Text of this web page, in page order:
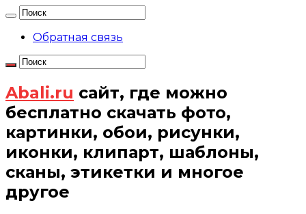
Обратная связь
Abali.ru сайт, где можно
бесплатно скачать фото,
картинки, обои, рисунки,
иконки, клипарт, шаблоны,
сканы, этикетки и многое
другое